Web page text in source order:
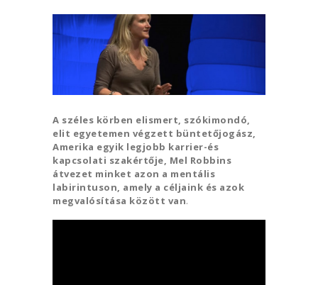
A széles körben elismert, szókimondó,
elit egyetemen végzett büntetőjogász,
Amerika egyik legjobb karrier-és
kapcsolati szakértője, Mel Robbins
átvezet minket azon a mentális
labirintuson, amely a céljaink és azok
megvalósítása között van.